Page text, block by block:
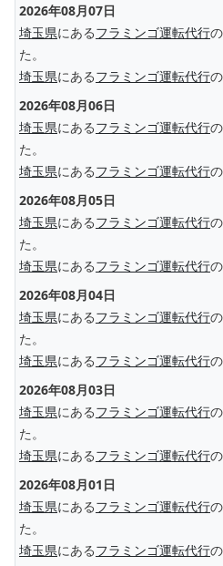
2026年08月07日
埼玉県にあるフラミンゴ運転代行
た。
埼玉県にあるフラミンゴ運転代行
2026年08月06日
埼玉県にあるフラミンゴ運転代行
た。
埼玉県にあるフラミンゴ運転代行
2026年08月05日
埼玉県にあるフラミンゴ運転代行
た。
埼玉県にあるフラミンゴ運転代行
2026年08月04日
埼玉県にあるフラミンゴ運転代行
た。
埼玉県にあるフラミンゴ運転代行
2026年08月03日
埼玉県にあるフラミンゴ運転代行
た。
埼玉県にあるフラミンゴ運転代行
2026年08月01日
埼玉県にあるフラミンゴ運転代行
た。
埼玉県にあるフラミンゴ運転代行